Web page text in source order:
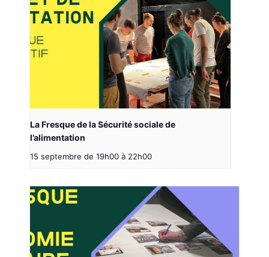
La Fresque de la Sécurité sociale de
l’alimentation
15 septembre de 19h00 à 22h00